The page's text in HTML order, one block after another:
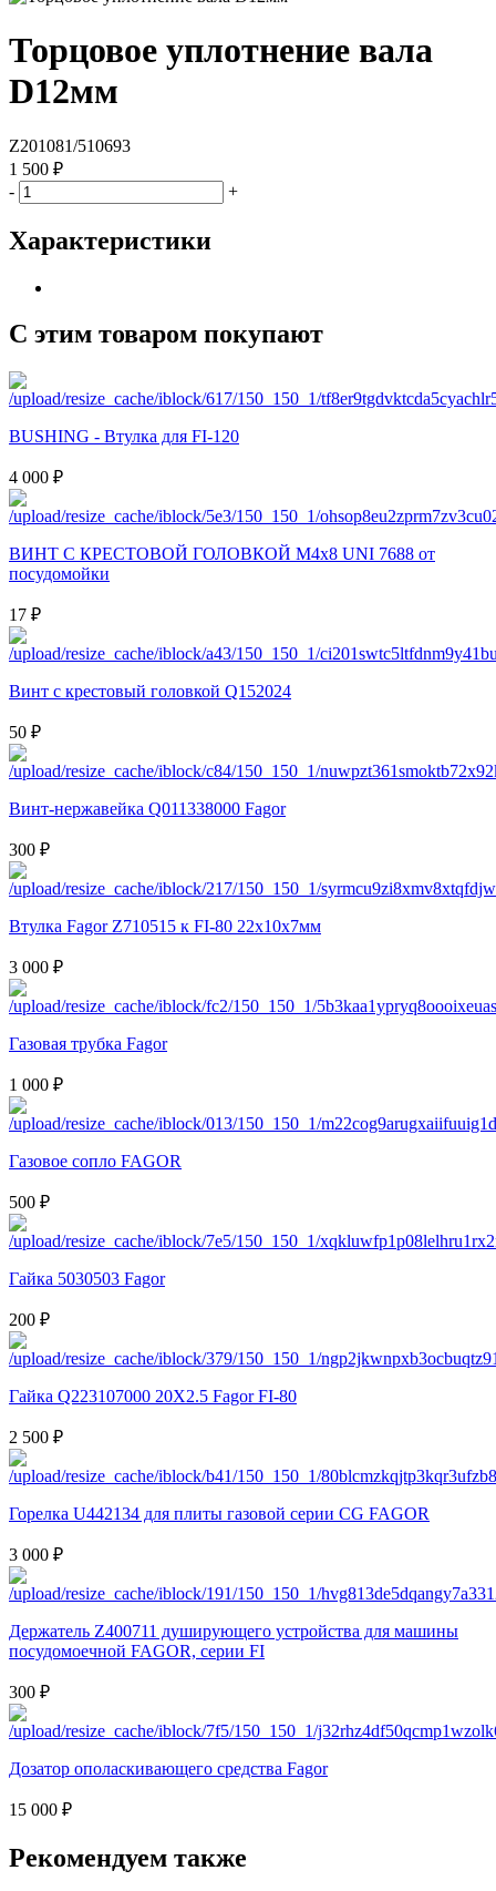
Торцовое уплотнение вала
D12мм
Z201081/510693
1 500 ₽
-
+
Характеристики
С этим товаром покупают
BUSHING - Втулка для FI-120
4 000 ₽
ВИНТ С КРЕСТОВОЙ ГОЛОВКОЙ M4x8 UNI 7688 от
посудомойки
17 ₽
Винт с крестовый головкой Q152024
50 ₽
Винт-нержавейка Q011338000 Fagor
300 ₽
Втулка Fagor Z710515 к FI-80 22х10х7мм
3 000 ₽
Газовая трубка Fagor
1 000 ₽
Газовое сопло FAGOR
500 ₽
Гайка 5030503 Fagor
200 ₽
Гайка Q223107000 20X2.5 Fagor FI-80
2 500 ₽
Горелка U442134 для плиты газовой серии CG FAGOR
3 000 ₽
Держатель Z400711 душирующего устройства для машины
посудомоечной FAGOR, серии FI
300 ₽
Дозатор ополаскивающего средства Fagor
15 000 ₽
Рекомендуем также